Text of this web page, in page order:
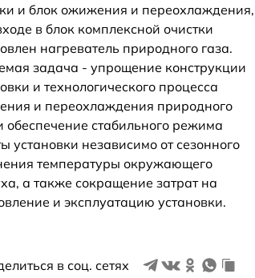
и блок ожижения и переохлаждения,
в блок комплексной очистки
нагреватель природного газа.
задача - упрощение конструкции
и технологического процесса
и переохлаждения природного
обеспечение стабильного режима
установки независимо от сезонного
температуры окружающего
а также сокращение затрат на
и эксплуатацию установки.
в соц. сетях